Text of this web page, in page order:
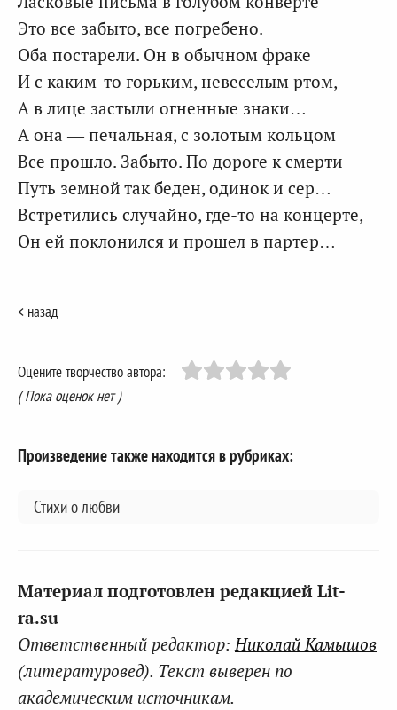
Это все забыто, все погребено.
Оба постарели. Он в обычном фраке
И с каким-то горьким, невеселым ртом,
А в лице застыли огненные знаки…
А она — печальная, с золотым кольцом
Все прошло. Забыто. По дороге к смерти
Путь земной так беден, одинок и сер…
Встретились случайно, где-то на концерте,
Он ей поклонился и прошел в партер…
< назад
Оцените творчество автора:
( Пока оценок нет )
Произведение также находится в рубриках:
Стихи о любви
Материал подготовлен редакцией Lit-
ra.su
Ответственный редактор:Николай Камышов
(литературовед). Текст выверен по
академическим источникам.